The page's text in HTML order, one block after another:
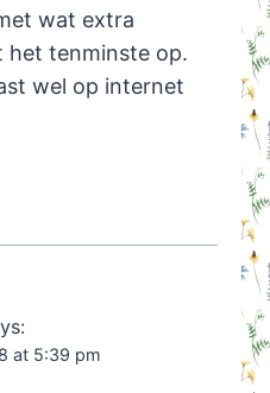
wat extra
het tenminste op.
wel op internet
at 5:39 pm